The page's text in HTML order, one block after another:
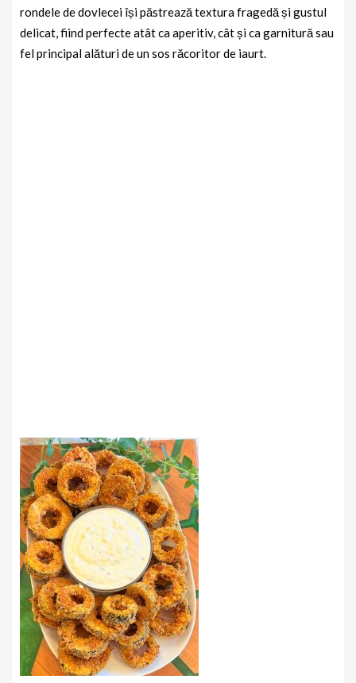
rondele de dovlecei își păstrează textura fragedă și gustul
delicat, fiind perfecte atât ca aperitiv, cât și ca garnitură sau
fel principal alături de un sos răcoritor de iaurt.